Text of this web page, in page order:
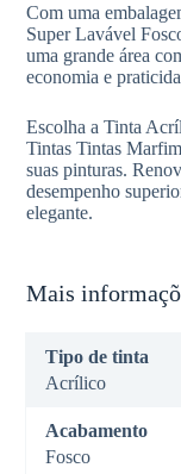
Com uma
Super Lavável
uma grande área
economia e
Escolha a Tinta
Tintas Tintas
suas pinturas.
desempenho
elegante.
Mais
Tipo de tinta
Acrílico
Acabamento
Fosco